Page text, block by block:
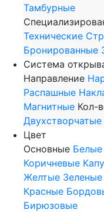
Тамбурные
Технические
Бронированные
Система
Направление
Распашные
Магнитные Кол-
Двухстворчатые
Цвет
Основные Белые
Коричневые
Желтые Зеленые
Красные
Бирюзовые